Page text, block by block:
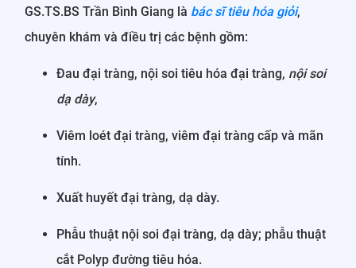
GS.TS.BS Trần Bình Giang là bác sĩ tiêu hóa giỏi,
chuyên khám và điều trị các bệnh gồm:
Đau đại tràng, nội soi tiêu hóa đại tràng, nội soi
dạ dày,
Viêm loét đại tràng, viêm đại tràng cấp và mãn
tính.
Xuất huyết đại tràng, dạ dày.
Phẫu thuật nội soi đại tràng, dạ dày; phẫu thuật
cắt Polyp đường tiêu hóa.